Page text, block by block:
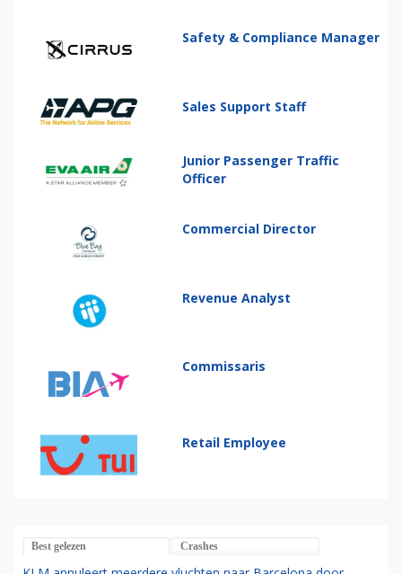
Safety & Compliance Manager
Sales Support Staff
Junior Passenger Traffic
Officer
Commercial Director
Revenue Analyst
Commissaris
Retail Employee
Best gelezen Crashes